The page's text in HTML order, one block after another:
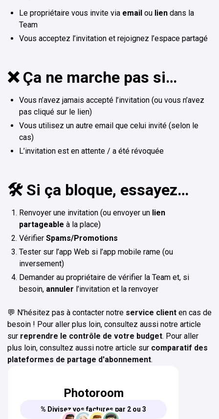
Le propriétaire vous invite via email ou lien dans la
Team
Vous acceptez l’invitation et rejoignez l’espace partagé
❌ Ça ne marche pas si…
Vous n’avez jamais accepté l’invitation (ou vous n’avez
pas cliqué sur le lien)
Vous utilisez un autre email que celui invité (selon le
cas)
L’invitation est en attente / a été révoquée
🛠️ Si ça bloque, essayez…
Renvoyer une invitation (ou envoyer un lien
partageable à la place)
Vérifier Spams/Promotions
Tester sur l’app Web si l’app mobile rame (ou
inversement)
Demander au propriétaire de vérifier la Team et, si
besoin, annuler l’invitation et la renvoyer
💬 N’hésitez pas à contacter notre service client en cas de
besoin ! Pour aller plus loin, consultez aussi notre article
sur reprendre le contrôle de votre budget. Pour aller
plus loin, consultez aussi notre article sur comparatif des
plateformes de partage d'abonnement.
Photoroom
% Divisez vos factures par 2 ou 3